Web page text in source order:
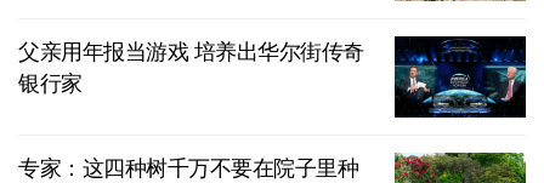
父亲用年报当游戏 培养出华尔街传奇
银行家
专家：这四种树千万不要在院子里种